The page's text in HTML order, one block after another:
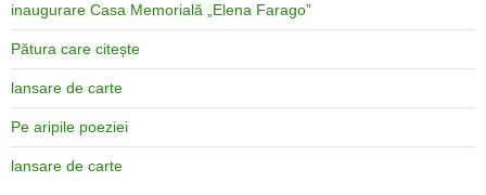
inaugurare Casa Memorială „Elena Farago”
Pătura care citește
lansare de carte
Pe aripile poeziei
lansare de carte